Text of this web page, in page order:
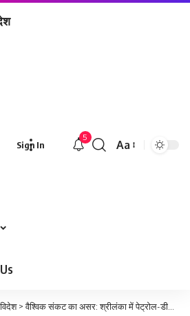
Sign In
5
Font
Aa
विदेश>वैश्विक संकट का असर: श्रीलंका में पेट्रोल-डीजल महंगा, भारत में ईंधन कीमतों और निर्माण लागत में बढ़ोतरी की आशंका